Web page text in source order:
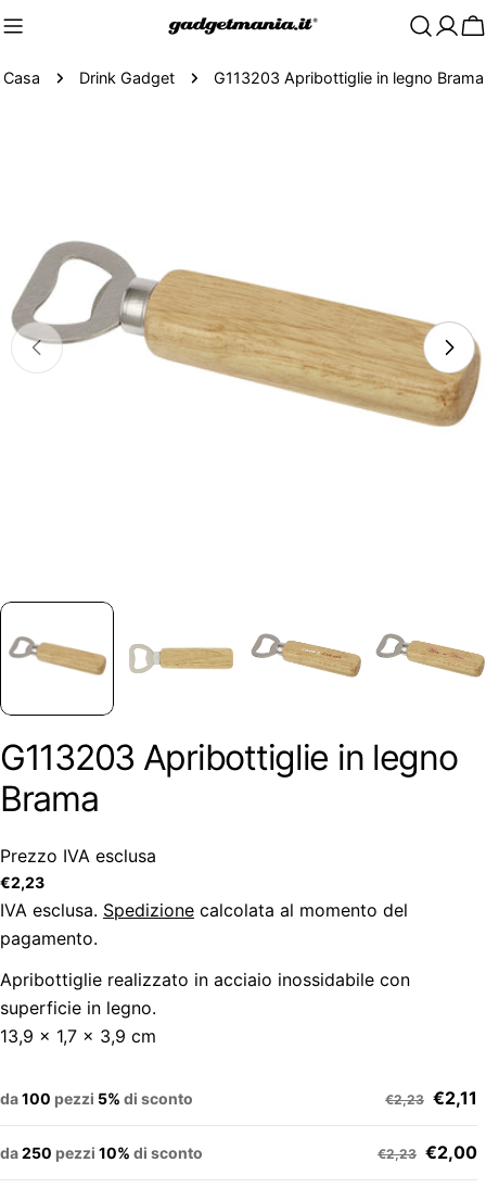
Casa Drink Gadget G113203 Apribottiglie in legno Brama
G113203 Apribottiglie in legno
Brama
Prezzo IVA esclusa
Prezzo
regolare
€2,23
IVA esclusa. Spedizione calcolata al momento del
pagamento.
Apribottiglie realizzato in acciaio inossidabile con
superficie in legno.
13,9 x 1,7 x 3,9 cm
da100 pezzi 5% di sconto €2,23 €2,11
da250 pezzi 10% di sconto €2,23 €2,00